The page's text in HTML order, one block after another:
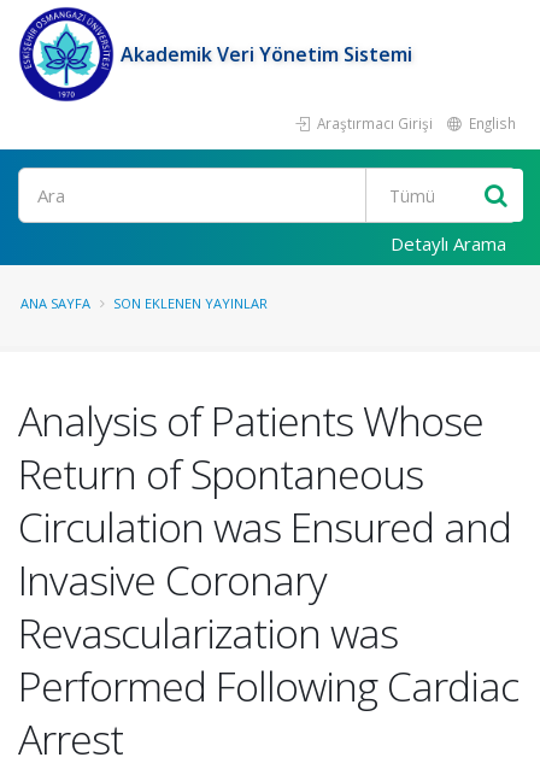
Akademik Veri Yönetim Sistemi
Araştırmacı Girişi English
Ara
Detaylı Arama
ANA SAYFA SON EKLENEN YAYINLAR
Analysis of Patients Whose
Return of Spontaneous
Circulation was Ensured and
Invasive Coronary
Revascularization was
Performed Following Cardiac
Arrest